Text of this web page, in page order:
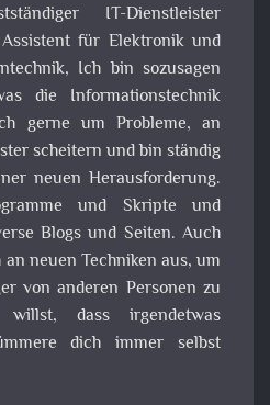
IT-Dienstleister
für Elektronik und
Ich bin sozusagen
die Informationstechnik
gerne um Probleme, an
scheitern und bin ständig
neuen Herausforderung.
und Skripte und
Blogs und Seiten. Auch
neuen Techniken aus, um
von anderen Personen zu
dass irgendetwas
dich immer selbst